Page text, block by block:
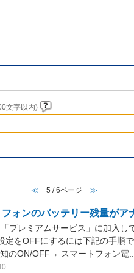
文字以内)
≪ 5 / 6ページ ≫
ォンのバッテリー残量がア
プレミアムサービス」に加入し
定をOFFにするには下記の手順
のON/OFF→ スマートフォン電